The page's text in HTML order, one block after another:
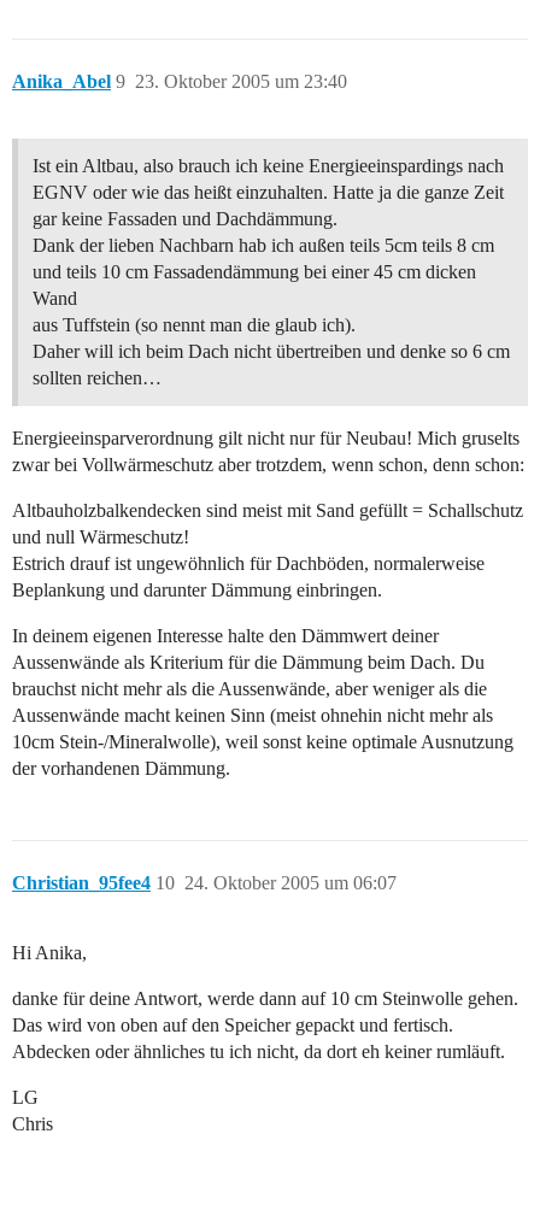
Anika_Abel 23. Oktober 2005 um 23:40
9
Ist ein Altbau, also brauch ich keine Energieeinspardings nach
EGNV oder wie das heißt einzuhalten. Hatte ja die ganze Zeit
gar keine Fassaden und Dachdämmung.
Dank der lieben Nachbarn hab ich außen teils 5cm teils 8 cm
und teils 10 cm Fassadendämmung bei einer 45 cm dicken
Wand
aus Tuffstein (so nennt man die glaub ich).
Daher will ich beim Dach nicht übertreiben und denke so 6 cm
sollten reichen…
Energieeinsparverordnung gilt nicht nur für Neubau! Mich gruselts
zwar bei Vollwärmeschutz aber trotzdem, wenn schon, denn schon:
Altbauholzbalkendecken sind meist mit Sand gefüllt = Schallschutz
und null Wärmeschutz!
Estrich drauf ist ungewöhnlich für Dachböden, normalerweise
Beplankung und darunter Dämmung einbringen.
In deinem eigenen Interesse halte den Dämmwert deiner
Aussenwände als Kriterium für die Dämmung beim Dach. Du
brauchst nicht mehr als die Aussenwände, aber weniger als die
Aussenwände macht keinen Sinn (meist ohnehin nicht mehr als
10cm Stein-/Mineralwolle), weil sonst keine optimale Ausnutzung
der vorhandenen Dämmung.
Christian_95fee4 24. Oktober 2005 um 06:07
10
Hi Anika,
danke für deine Antwort, werde dann auf 10 cm Steinwolle gehen.
Das wird von oben auf den Speicher gepackt und fertisch.
Abdecken oder ähnliches tu ich nicht, da dort eh keiner rumläuft.
LG
Chris